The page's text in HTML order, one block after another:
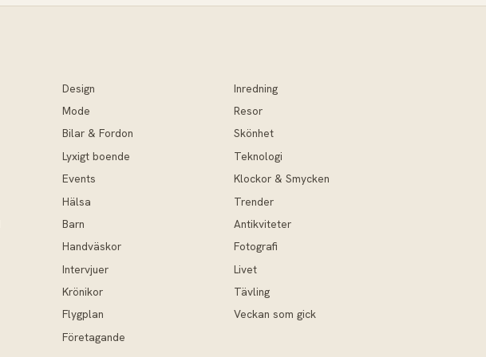
Design
Inredning
Mode
Resor
Bilar & Fordon
Skönhet
Lyxigt boende
Teknologi
Events
Klockor & Smycken
Hälsa
Trender
Barn
Antikviteter
Handväskor
Fotografi
Intervjuer
Livet
Krönikor
Tävling
Flygplan
Veckan som gick
Företagande